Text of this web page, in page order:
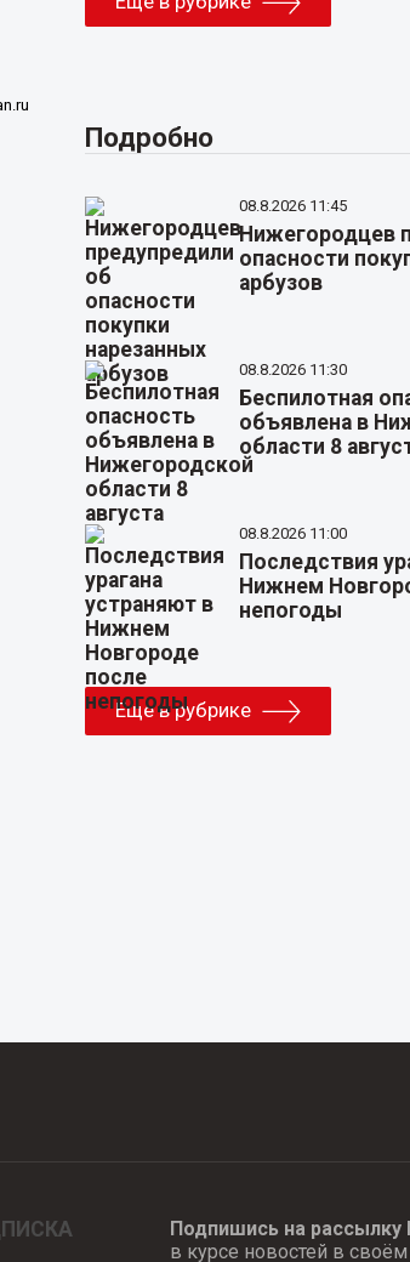
Подробно
08.8.2026 11:45
Нижегородцев
опасности
арбузов
08.8.2026 11:30
Беспилотная
объявлена в
области 8
08.8.2026 11:00
Последствия
Нижнем
непогоды
Еще в рубрике
Подпишись на рассылку
в курсе новостей в своём